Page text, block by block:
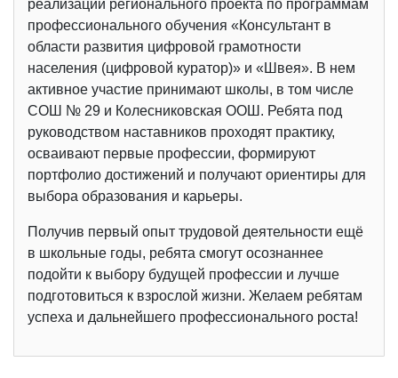
реализации регионального проекта по программам
профессионального обучения «Консультант в
области развития цифровой грамотности
населения (цифровой куратор)» и «Швея». В нем
активное участие принимают школы, в том числе
СОШ № 29 и Колесниковская ООШ. Ребята под
руководством наставников проходят практику,
осваивают первые профессии, формируют
портфолио достижений и получают ориентиры для
выбора образования и карьеры.
Получив первый опыт трудовой деятельности ещё
в школьные годы, ребята смогут осознаннее
подойти к выбору будущей профессии и лучше
подготовиться к взрослой жизни. Желаем ребятам
успеха и дальнейшего профессионального роста!